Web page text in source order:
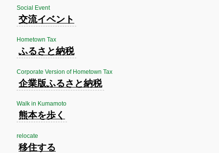
Social Event
交流イベント
Hometown Tax
ふるさと納税
Corporate Version of Hometown Tax
企業版ふるさと納税
Walk in Kumamoto
熊本を歩く
relocate
移住する